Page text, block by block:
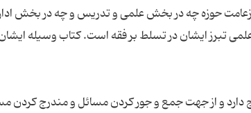
حوزه چه در بخش علمی و تدریس و چه در بخش
تبرز ایشان در تسلط بر فقه است. کتاب وسیله
و از جهت جمع و جور کردن مسائل و مندرج کردن